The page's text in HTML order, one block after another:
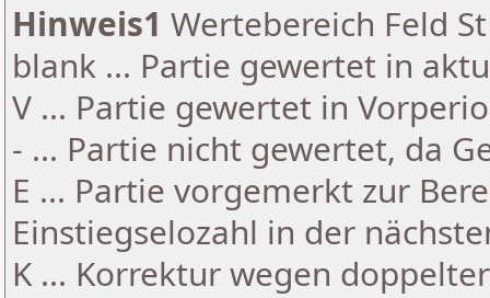
Hinweis1 Wertebereich Feld
blank ... Partie gewertet in
V ... Partie gewertet in
- ... Partie nicht gewertet, da
E ... Partie vorgemerkt zur
Einstiegselozahl in der
K ... Korrektur wegen